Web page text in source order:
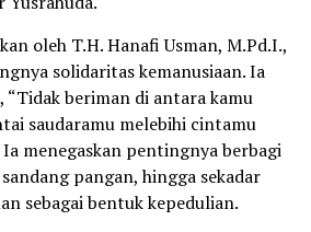
oleh T.H. Hanafi Usman, M.Pd.I.,
solidaritas kemanusiaan. Ia
“Tidak beriman di antara kamu
saudaramu melebihi cintamu
menegaskan pentingnya berbagi
pangan, hingga sekadar
sebagai bentuk kepedulian.